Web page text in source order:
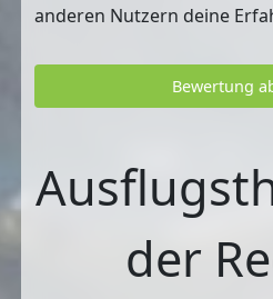
anderen Nutzern deine
Bewertung
der